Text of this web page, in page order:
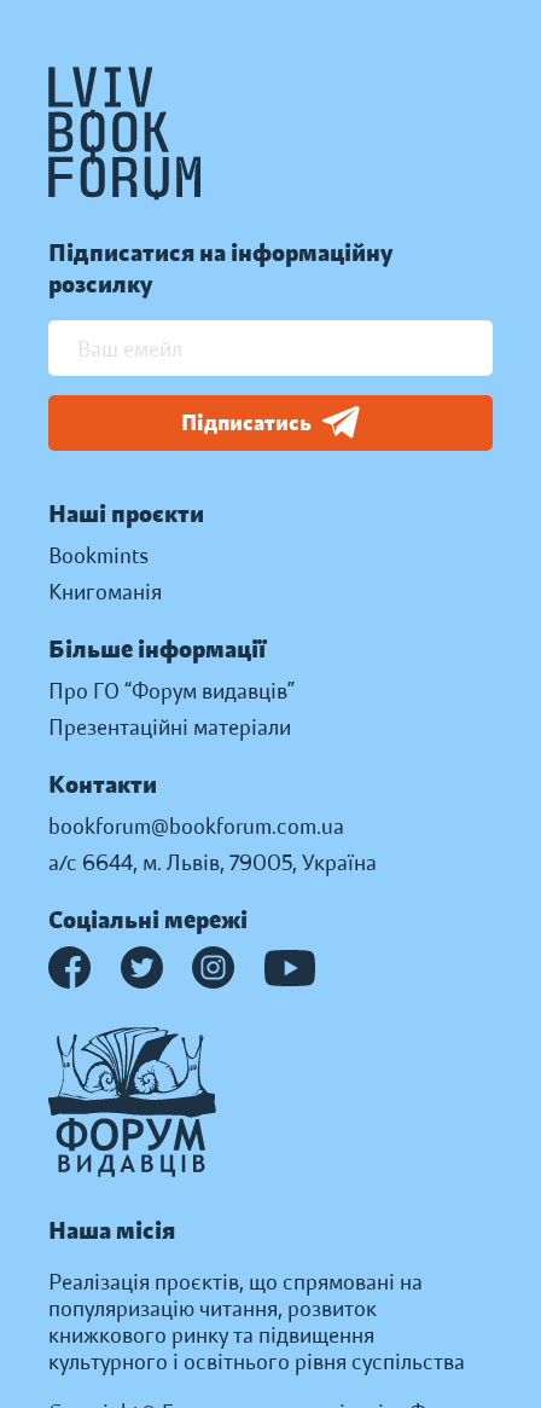
Підписатися на інформаційну
розсилку
Підписатись
Наші проєкти
Bookmints
Книгоманія
Більше інформації
Про ГО “Форум видавців”
Презентаційні матеріали
Контакти
bookforum@bookforum.com.ua
а/с 6644, м. Львів, 79005, Україна
Соціальні мережі
Наша місія
Реалізація проєктів, що спрямовані на
популяризацію читання, розвиток
книжкового ринку та підвищення
культурного і освітнього рівня суспільства